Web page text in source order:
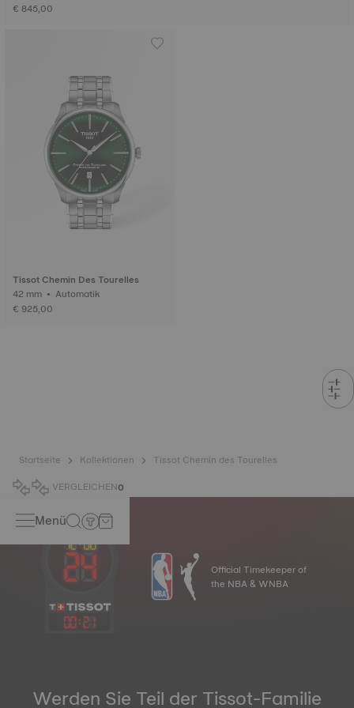
€ 845,00
Tissot Chemin Des Tourelles
42 mm • Automatik
€ 925,00
Startseite Kollektionen
Tissot Chemin des Tourelles
VERGLEICHEN0
Menü
00:21
Official Timekeeper of
the NBA & WNBA
Werden Sie Teil der Tissot-Familie